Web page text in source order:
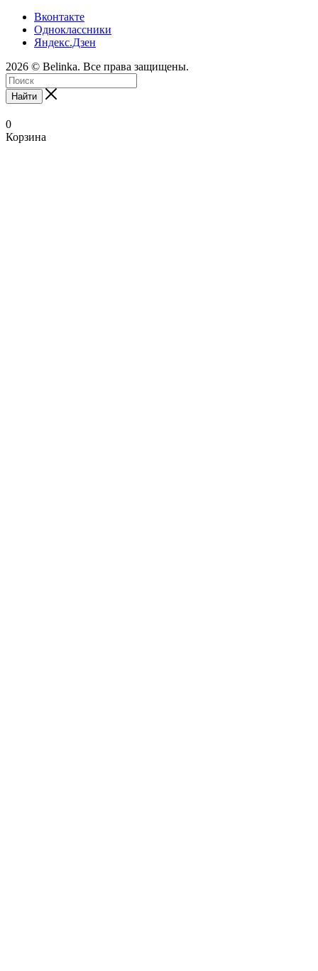
Вконтакте
Одноклассники
Яндекс.Дзен
2026 © Belinka. Все права защищены.
Найти
0
Корзина